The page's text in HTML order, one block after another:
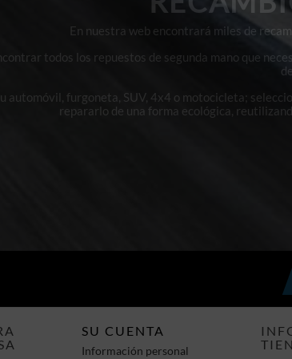
En nuestra web encontrará miles de
todos los repuestos de segunda mano que
automóvil, furgoneta, SUV, 4x4 o motocicleta;
repararlo de una forma ecológica,
SU CUENTA
Información personal